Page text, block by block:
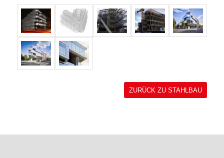
ZURÜCK ZU STAHLBAU